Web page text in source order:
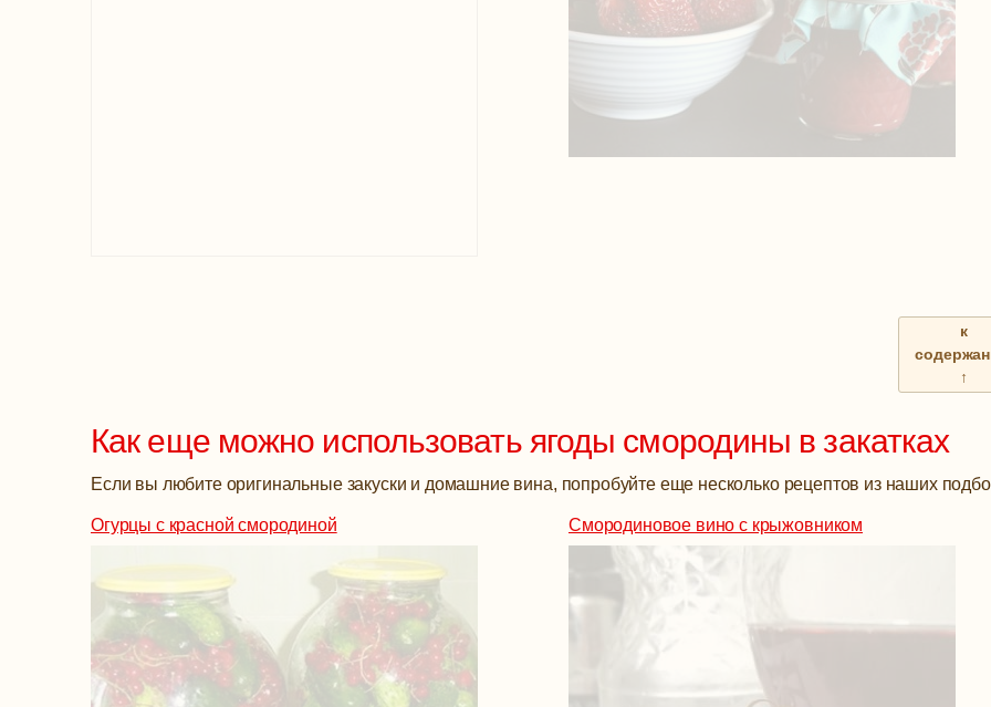
к
↑
Как еще можно использовать ягоды смородины в закатках
Если вы любите оригинальные закуски и домашние вина, попробуйте еще несколько рецептов из наших
Огурцы с красной смородиной Смородиновое вино с крыжовником